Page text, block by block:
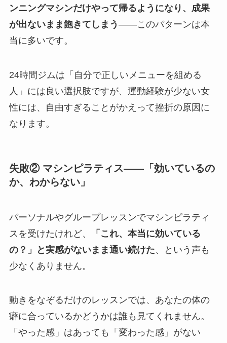
ンニングマシンだけやって帰るようになり、成果
が出ないまま飽きてしまう ——このパターンは本
当に多いです。
24時間ジムは「自分で正しいメニューを組める
人」には良い選択肢ですが、運動経験が少ない女
性には、自由すぎることがかえって挫折の原因に
なります。
失敗② マシンピラティス——「効いているの
か、わからない」
パーソナルやグループレッスンでマシンピラティ
スを受けたけれど、
「これ、本当に効いている
の？」と実感がないまま通い続けた、という声も
少なくありません。
動きをなぞるだけのレッスンでは、あなたの体の
癖に合っているかどうかは誰も見てくれません。
「やった感」はあっても「変わった感」がない